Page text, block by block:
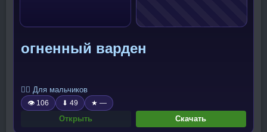
огненный варден
🧍‍♂️ Для мальчиков
👁 106 ⬇ 49 ★ —
Открыть Скачать